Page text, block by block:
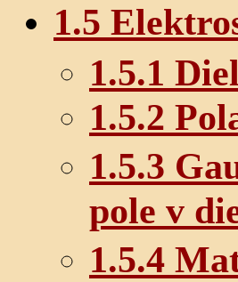
1.5
1.5.1
1.5.2
1.5.3
pole v
1.5.4